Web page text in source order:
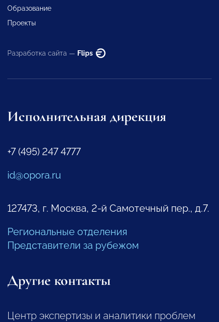
Образование
Проекты
Разработка сайта — Flips
Исполнительная дирекция
+7 (495) 247 4777
id@opora.ru
127473, г. Москва, 2-й Самотечный пер., д.7.
Региональные отделения
Представители за рубежом
Другие контакты
Центр экспертизы и аналитики проблем